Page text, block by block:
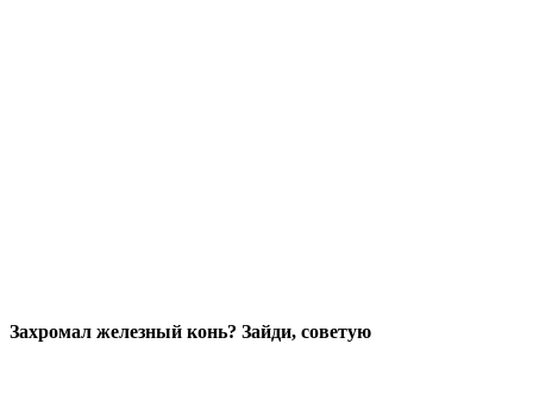
Захромал железный конь? Зайди, советую